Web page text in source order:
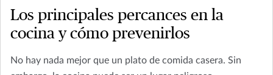
Los principales percances en la
cocina y cómo prevenirlos
No hay nada mejor que un plato de comida casera. Sin